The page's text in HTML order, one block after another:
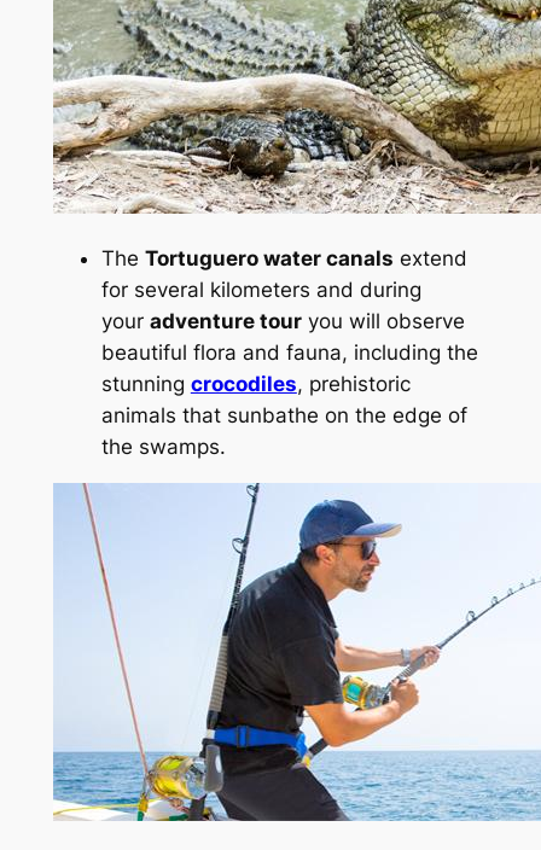
The Tortuguero water canals extend
for several kilometers and during
your adventure touryou will observe
beautiful flora and fauna, including the
stunning crocodiles, prehistoric
animals that sunbathe on the edge of
the swamps.